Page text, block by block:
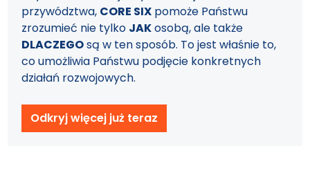
przywództwa, CORE SIX pomoże Państwu
zrozumieć nie tylko JAKosobą, ale także
DLACZEGOsą w ten sposób. To jest właśnie to,
co umożliwia Państwu podjęcie konkretnych
działań rozwojowych.
Odkryj więcej już teraz